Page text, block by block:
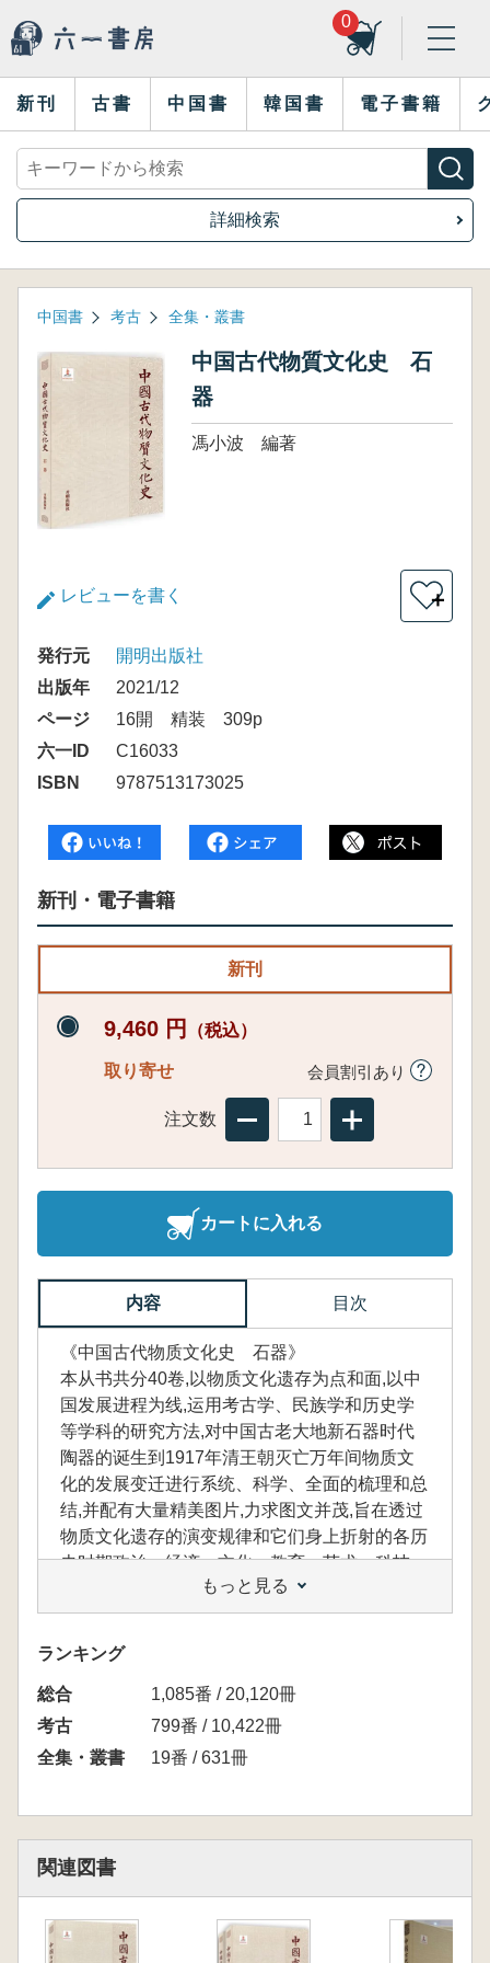
0
新刊 古書 中国書 韓国書 電子書籍
詳細検索
中国書 考古 全集・叢書
中国古代物質文化史 石
器
馮小波 編著
レビューを書く ＋
発行元
開明出版社
出版年
2021/12
ページ
16開 精装 309p
六一ID
C16033
ISBN
9787513173025
新刊・電子書籍
新刊
9,460 円 （税込）
取り寄せ 会員割引あり
注文数
カートに入れる
内容 目次
《中国古代物质文化史 石器》
本从书共分40卷,以物质文化遗存为点和面,以中
国发展进程为线,运用考古学、民族学和历史学
等学科的研究方法,对中国古老大地新石器时代
陶器的诞生到1917年清王朝灭亡万年间物质文
化的发展变迁进行系统、科学、全面的梳理和总
结,并配有大量精美图片,力求图文并茂,旨在透过
物质文化遗存的演变规律和它们身上折射的各历
史时期政治、经济、文化、教育、艺术、科技、
社会生产、社会生活等各种信息,揭示中国文明
的发展过程,弥补中国历史研究只重视政治、经
济、文化历史而轻视物质文明历史的不足,还原
历史本来面貌。本卷为石器卷。
もっと見る
ランキング
総合
1,085番 / 20,120冊
考古
799番 / 10,422冊
全集・叢書
19番 / 631冊
関連図書